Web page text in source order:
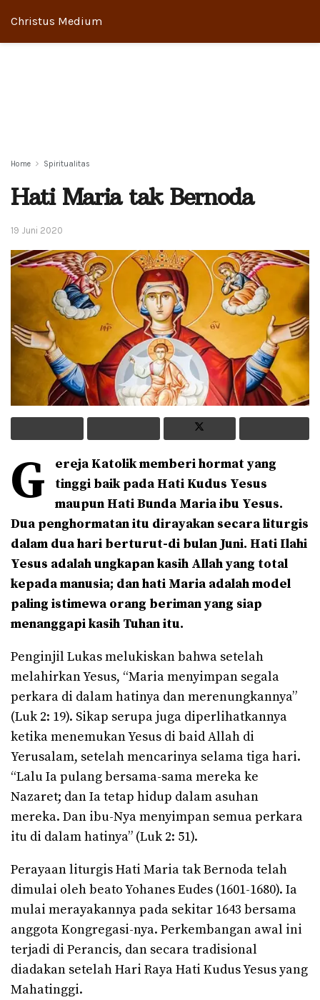
Christus Medium
Home Spiritualitas
Hati Maria tak Bernoda
19 Juni 2020
G
ereja Katolik memberi hormat yang
tinggi baik pada Hati Kudus Yesus
maupun Hati Bunda Maria ibu Yesus.
Dua penghormatan itu dirayakan secara liturgis
dalam dua hari berturut-di bulan Juni. Hati Ilahi
Yesus adalah ungkapan kasih Allah yang total
kepada manusia; dan hati Maria adalah model
paling istimewa orang beriman yang siap
menanggapi kasih Tuhan itu.
Penginjil Lukas melukiskan bahwa setelah
melahirkan Yesus, “Maria menyimpan segala
perkara di dalam hatinya dan merenungkannya”
(Luk 2: 19). Sikap serupa juga diperlihatkannya
ketika menemukan Yesus di baid Allah di
Yerusalam, setelah mencarinya selama tiga hari.
“Lalu Ia pulang bersama-sama mereka ke
Nazaret; dan Ia tetap hidup dalam asuhan
mereka. Dan ibu-Nya menyimpan semua perkara
itu di dalam hatinya” (Luk 2: 51).
Perayaan liturgis Hati Maria tak Bernoda telah
dimulai oleh beato Yohanes Eudes (1601-1680). Ia
mulai merayakannya pada sekitar 1643 bersama
anggota Kongregasi-nya. Perkembangan awal ini
terjadi di Perancis, dan secara tradisional
diadakan setelah Hari Raya Hati Kudus Yesus yang
Mahatinggi.